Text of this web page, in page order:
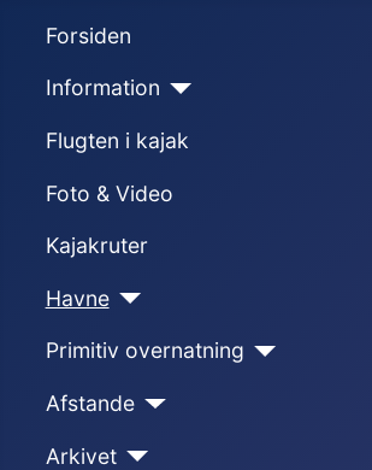
Forsiden
Information
Flugten i kajak
Foto & Video
Kajakruter
Havne
Primitiv overnatning
Afstande
Arkivet